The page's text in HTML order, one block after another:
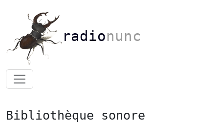
radionunc
Bibliothèque sonore